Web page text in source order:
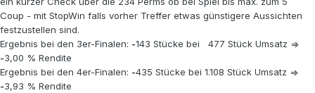
Coup - mit StopWin falls vorher Treffer etwas günstigere Aussichten
festzustellen sind.
Ergebnis bei den 3er-Finalen: -143 Stücke bei 477 Stück Umsatz =>
-3,00 % Rendite
Ergebnis bei den 4er-Finalen: -435 Stücke bei 1.108 Stück Umsatz =>
-3,93 % Rendite